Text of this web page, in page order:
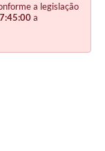
a legislação
a